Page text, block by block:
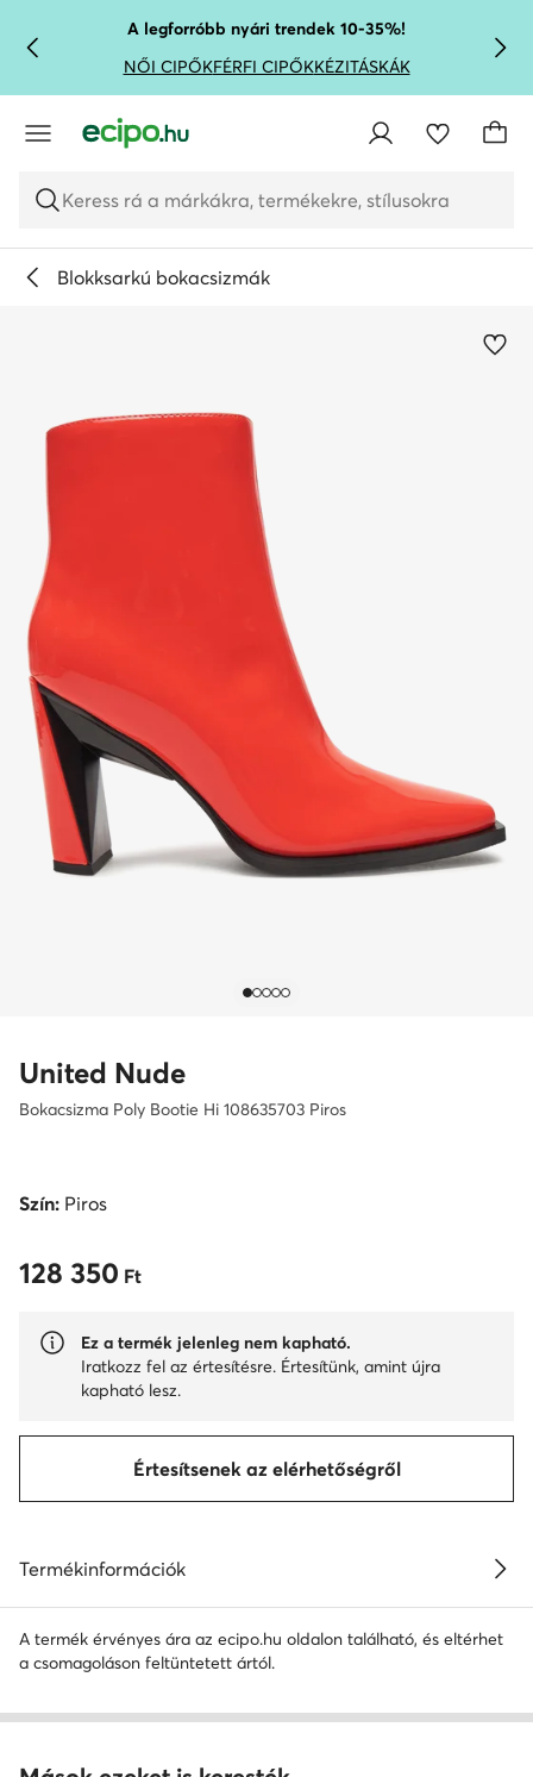
UGRÁS A FŐ TARTALOMRA
UGRÁS A KERESÉSHEZA legforróbb nyári trendek 10-35%!
NŐI CIPŐKFÉRFI CIPŐKKÉZITÁSKÁK
Keress rá a márkákra, termékekre, stílusokra
Blokksarkú bokacsizmák
United Nude
Bokacsizma Poly Bootie Hi 108635703 Piros
Szín: Piros
128 350 Ft
128 350 Ft
Ez a termék jelenleg nem kapható.
Iratkozz fel az értesítésre. Értesítünk, amint újra
kapható lesz.
Értesítsenek az elérhetőségről
Termékinformációk
A termék érvényes ára az ecipo.hu oldalon található, és eltérhet
a csomagoláson feltüntetett ártól.